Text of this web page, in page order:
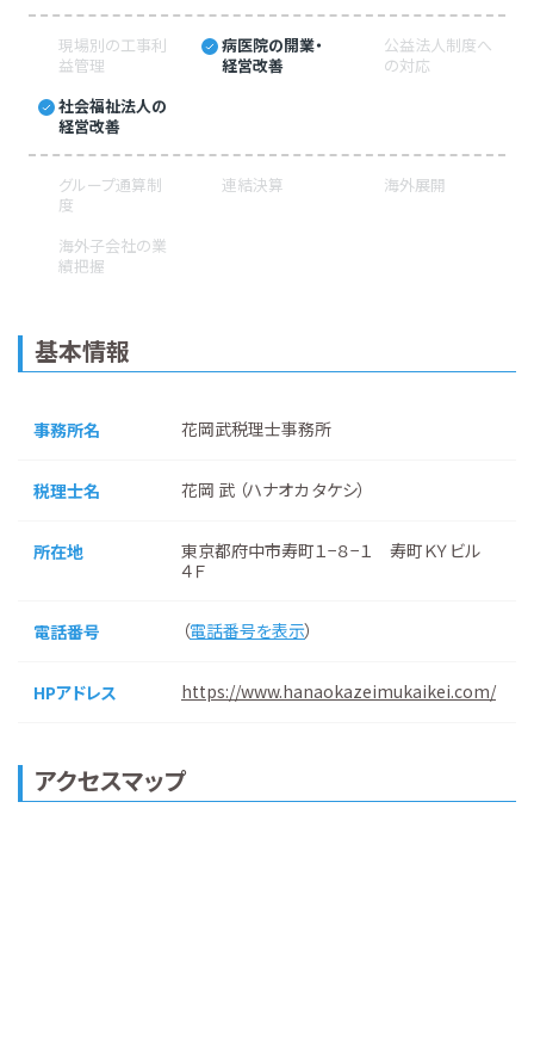
現場別の工事利
益管理
病医院の開業・
経営改善
公益法人制度へ
の対応
社会福祉法人の
経営改善
グループ通算制
度
連結決算 海外展開
海外子会社の業
績把握
基本情報
事務所名 花岡武税理士事務所
税理士名 花岡 武 （ハナオカ タケシ）
所在地
東京都府中市寿町１−８−１ 寿町ＫＹビル
４Ｆ
電話番号 （電話番号を表示）
HPアドレス https://www.hanaokazeimukaikei.com/
アクセスマップ